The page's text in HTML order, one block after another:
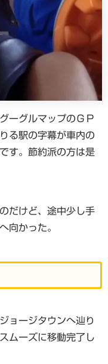
ーグルマップのＧＰ
る駅の字幕が車内の
す。節約派の方は是
だけど、途中少し手
向かった。
ョージタウンへ辿り
ムーズに移動完了し